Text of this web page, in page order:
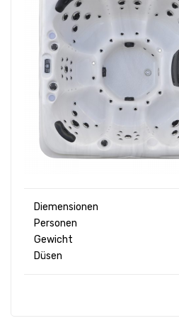
Diemensionen
Personen
Gewicht
Düsen